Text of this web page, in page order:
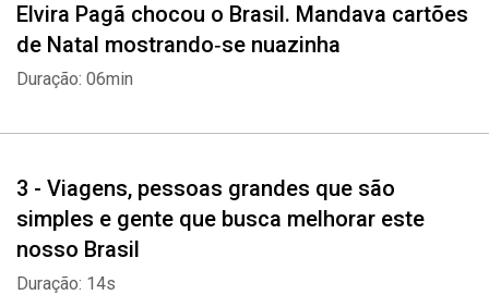
Elvira Pagã chocou o Brasil. Mandava cartões
de Natal mostrando‑se nuazinha
Duração: 06min
3 - Viagens, pessoas grandes que são
simples e gente que busca melhorar este
nosso Brasil
Duração: 14s